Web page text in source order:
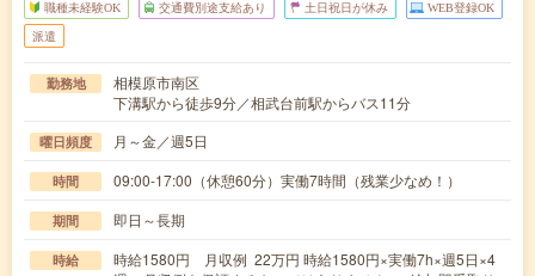
職種未経験OK 交通費別途支給あり 土日祝日が休み WEB登録OK
派遣
勤務地
相模原市南区
下溝駅から徒歩9分／相武台前駅からバス11分
曜日頻度 月～金／週5日
時間 09:00-17:00（休憩60分）実働7時間（残業少なめ！）
期間 即日～長期
時給
時給1580円 月収例 22万円 時給1580円×実働7h×週5日×4